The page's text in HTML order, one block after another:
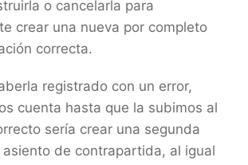
o cancelarla para
crear una nueva por completo
correcta.
registrado con un error,
cuenta hasta que la subimos al
sería crear una segunda
asiento de contrapartida, al igual